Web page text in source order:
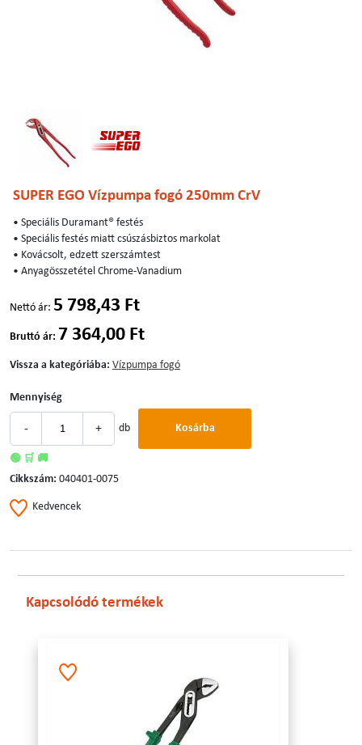
SUPER EGO Vízpumpa fogó 250mm CrV
• Speciális Duramant® festés
• Speciális festés miatt csúszásbiztos markolat
• Kovácsolt, edzett szerszámtest
• Anyagösszetétel Chrome-Vanadium
Nettó ár: 5 798,43 Ft
Bruttó ár: 7 364,00 Ft
Vissza a kategóriába: Vízpumpa fogó
Mennyiség
- + db Kosárba
🟢 🛒 🚚
Cikkszám: 040401-0075
Kedvencek
Kapcsolódó termékek